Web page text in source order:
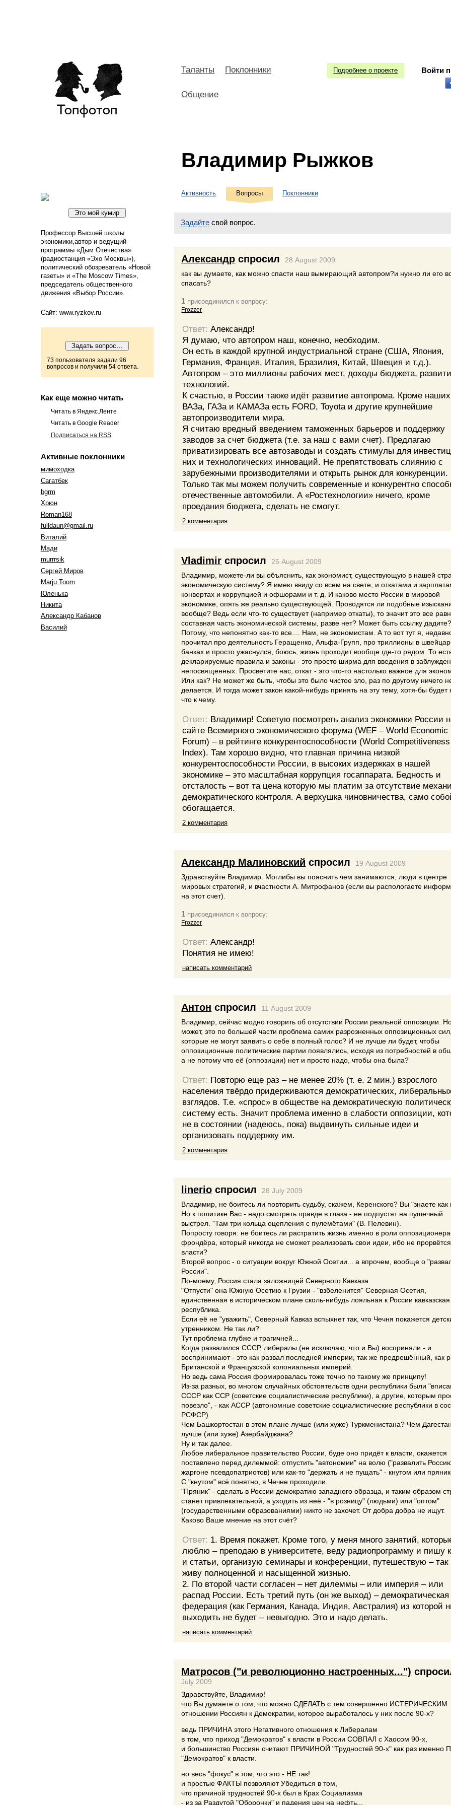
Войти
Подробнее о проекте
Таланты Поклонники
Общение
Владимир Рыжков
Профессор Высшей школы
экономики,автор и ведущий
программы «Дым Отечества»
(радиостанция «Эхо Москвы»),
политический обозреватель «Новой
газеты» и «The Moscow Times»,
председатель общественного
движения «Выбор России».
Сайт: www.ryzkov.ru
73 пользователя задали 96
вопросов и получили 54 ответа.
Как еще можно читать
Читать в Яндекс.Ленте
Читать в Google Reader
Подписаться на RSS
Активные поклонники
мимоходка
Cагатбек
bgrm
Хрюн
Roman168
fulldaun@gmail.ru
Виталий
Мади
murrrsik
Сергей Миров
Marju Toom
Юленька
Никита
Александр Кабанов
Василий
Активность Вопросы Поклонники
Задайте свой вопрос.
Александр спросил
28 August 2009
как вы думаете, как можно спасти наш вымирающий автопром?и нужно ли его
спасать?
1 присоединился к вопросу:
Frozzer
Ответ: Александр!
Я думаю, что автопром наш, конечно, необходим.
Он есть в каждой крупной индустриальной стране (США, Япония,
Германия, Франция, Италия, Бразилия, Китай, Швеция и т.д.).
Автопром – это миллионы рабочих мест, доходы бюджета,
технологий.
К счастью, в России также идёт развитие автопрома. Кроме наших
ВАЗа, ГАЗа и КАМАЗа есть FORD, Toyota и другие крупнейшие
автопроизводители мира.
Я считаю вредный введением таможенных барьеров и поддержку
заводов за счет бюджета (т.е. за наш с вами счет). Предлагаю
приватизировать все автозаводы и создать стимулы для
них и технологических инноваций. Не препятствовать слиянию с
зарубежными производителями и открыть рынок для конкуренции.
Только так мы можем получить современные и конкурентно
отечественные автомобили. А «Ростехнологии» ничего, кроме
проедания бюджета, сделать не смогут.
2 комментария
Vladimir спросил
25 August 2009
Владимир, можете-ли вы объяснить, как экономист, существующую в нашей
экономическую систему? Я имею ввиду со всем на свете, и откатами и
конвертах и коррупцией и офшорами и т. д. И каково место России в мировой
экономике, опять же реально существующей. Проводятся ли подобные
вообще? Ведь если что-то существует (например откаты), то значит это все
составная часть экономической системы, разве нет? Может быть ссылку дадите?
Потому, что непонятно как-то все.... Нам, не экономистам. А то вот тут я,
прочитал про деятельность Геращенко, Альфа-Групп, про триллионы в
банках и просто ужаснулся, боюсь, жизнь проходит вообще где-то рядом. То
декларируемые правила и законы - это просто ширма для введения в
непосвященных. Просветите нас, откат - это что-то настолько важное для
Или как? Не может же быть, чтобы это было чистое зло, раз по другому ничего
делается. И тогда может закон какой-нибудь принять на эту тему, хотя-бы будет
что к чему.
Ответ: Владимир! Советую посмотреть анализ экономики России
сайте Всемирного экономического форума (WEF – World Economic
Forum) – в рейтинге конкурентоспособности (World Competitiveness
Index). Там хорошо видно, что главная причина низкой
конкурентоспособности России, в высоких издержках в нашей
экономике – это масштабная коррупция госаппарата. Бедность и
отсталость – вот та цена которую мы платим за отсутствие
демократического контроля. А верхушка чиновничества, само
обогащается.
2 комментария
Александр Малиновский спросил
19 August 2009
Здравствуйте Владимир. Моглибы вы пояснить чем занимаются, люди в центре
мировых стратегий, и вчастности А. Митрофанов (если вы распологаете
на этот счет).
1 присоединился к вопросу:
Frozzer
Ответ: Александр!
Понятия не имею!
написать комментарий
Антон спросил
11 August 2009
Владимир, сейчас модно говорить об отсутствии России реальной оппозиции.
может, это по большей части проблема самих разрозненных оппозиционных сил,
которые не могут заявить о себе в полный голос? И не лучше ли будет, чтобы
оппозиционные политические партии появлялись, исходя из потребностей в
а не потому что её (оппозиции) нет и просто надо, чтобы она была?
Ответ: Повторю еще раз – не менее 20% (т. е. 2 мин.) взрослого
населения твёрдо придерживаются демократических,
взглядов. Т.е. «спрос» в обществе на демократическую
систему есть. Значит проблема именно в слабости оппозиции,
не в состоянии (надеюсь, пока) выдвинуть сильные идеи и
организовать поддержку им.
2 комментария
linerio спросил
28 July 2009
Владимир, не боитесь ли повторить судьбу, скажем, Керенского? Вы "знаете как
Но к политике Вас - надо смотреть правде в глаза - не подпустят на пушечный
выстрел. "Там три кольца оцепления с пулемётами" (В. Пелевин).
Попросту говоря: не боитесь ли растратить жизнь именно в роли
фрондёра, который никогда не сможет реализовать свои идеи, ибо не
власти?
Второй вопрос - о ситуации вокруг Южной Осетии... а впрочем, вообще о
России".
По-моему, Россия стала заложницей Северного Кавказа.
"Отпусти" она Южную Осетию к Грузии - "взбеленится" Северная Осетия,
единственная в историческом плане сколь-нибудь лояльная к России кавказская
республика.
Если её не "уважить", Северный Кавказ вспыхнет так, что Чечня покажется
утренником. Не так ли?
Тут проблема глубже и трагичней...
Когда развалился СССР, либералы (не исключаю, что и Вы) восприняли - и
воспринимают - это как развал последней империи, так же предрешённый, как
Британской и Французской колониальных империй.
Но ведь сама Россия формировалась тоже точно по такому же принципу!
Из-за разных, во многом случайных обстоятельств одни республики были
СССР как ССР (советские социалистические республики), а другие, которым
повезло", - как АССР (автономные советские социалистические республики в
РСФСР).
Чем Башкортостан в этом плане лучше (или хуже) Туркменистана? Чем Дагестан
лучше (или хуже) Азербайджана?
Ну и так далее.
Любое либеральное правительство России, буде оно придёт к власти, окажется
поставлено перед дилеммой: отпустить "автономии" на волю ("развалить
жаргоне псевдопатриотов) или как-то "держать и не пущать" - кнутом или
С "кнутом" всё понятно, в Чечне проходили.
"Пряник" - сделать в России демократию западного образца, и таким образом
станет привлекательной, а уходить из неё - "в розницу" (людьми) или "оптом"
(государственными образованиями) никто не захочет. От добра добра не ищут.
Каково Ваше мнение на этот счёт?
Ответ: 1. Время покажет. Кроме того, у меня много занятий,
люблю – преподаю в университете, веду радиопрограмму и пишу
и статьи, организую семинары и конференции, путешествую – так
живу полноценной и насыщенной жизнью.
2. По второй части согласен – нет дилеммы – или империя – или
распад России. Есть третий путь (он же выход) – демократическая
федерация (как Германия, Канада, Индия, Австралия) из которой
выходить не будет – невыгодно. Это и надо делать.
написать комментарий
Матросов ("и революционно настроенных...")
July 2009
Здравствуйте, Владимир!
что Вы думаете о том, что можно СДЕЛАТЬ с тем совершенно ИСТЕРИЧЕСКИМ
отношении Россиян к Демократии, которое выработалось у них после 90-х?
ведь ПРИЧИНА этого Негативного отношения к Либералам
в том, что приход "Демократов" к власти в России СОВПАЛ с Хаосом 90-х,
и большинство Россиян считают ПРИЧИНОЙ "Трудностей 90-х" как раз именно
"Демократов" к власти.
но весь "фокус" в том, что это - НЕ так!
и простые ФАКТЫ позволяют Убедиться в том,
что причиной трудностей 90-х был в Крах Социализма
- из за Раздутой "Оборонки" и падения цен на нефть...